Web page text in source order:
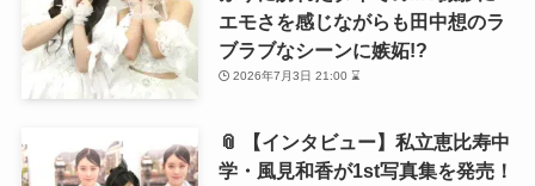
エモさを感じながらも田中想のラ
ブラブなシーンに嫉妬!?
2026年7月3日 21:00 ⌛
📎 【インタビュー】私立恵比寿中
学・風見和香が1st写真集を発売！